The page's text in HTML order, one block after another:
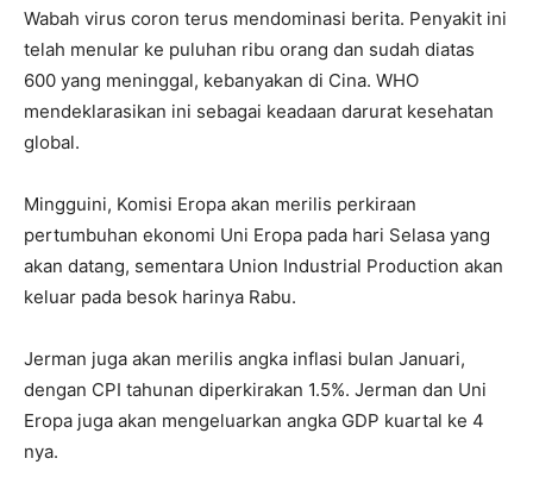
Wabah virus coron terus mendominasi berita. Penyakit ini
telah menular ke puluhan ribu orang dan sudah diatas
600 yang meninggal, kebanyakan di Cina. WHO
mendeklarasikan ini sebagai keadaan darurat kesehatan
global.
Mingguini, Komisi Eropa akan merilis perkiraan
pertumbuhan ekonomi Uni Eropa pada hari Selasa yang
akan datang, sementara Union Industrial Production akan
keluar pada besok harinya Rabu.
Jerman juga akan merilis angka inflasi bulan Januari,
dengan CPI tahunan diperkirakan 1.5%. Jerman dan Uni
Eropa juga akan mengeluarkan angka GDP kuartal ke 4
nya.